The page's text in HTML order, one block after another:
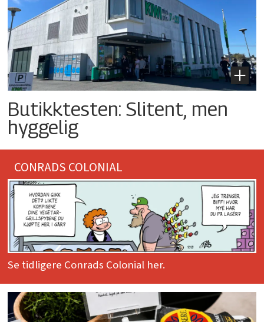
Butikktesten: Slitent, men
hyggelig
CONRADS COLONIAL
Se tidligere Conrads Colonial her.